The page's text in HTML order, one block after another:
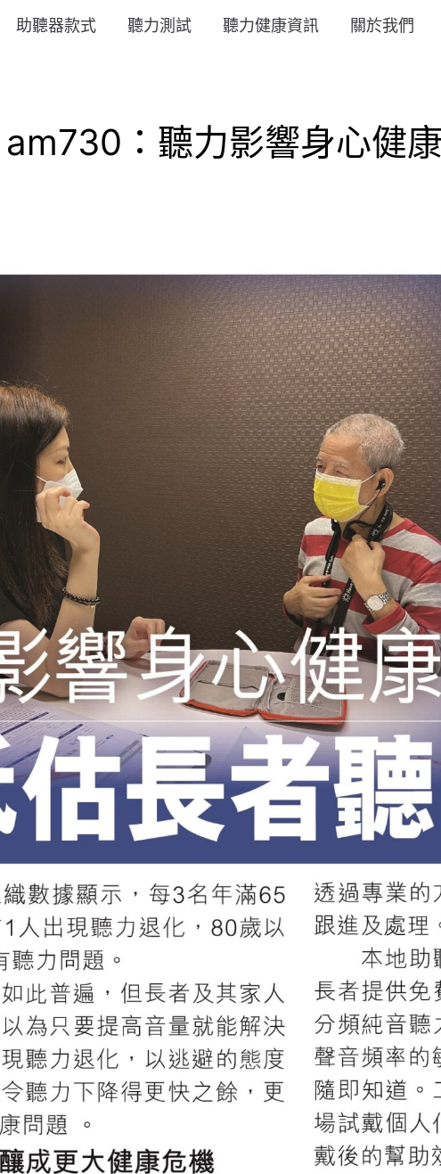
助聽器款式 聽力測試 聽力健康資訊 關於我們
am730：聽力影響身心健